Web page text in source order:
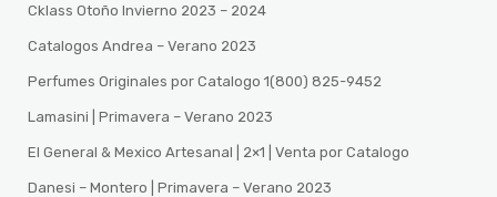
Cklass Otoño Invierno 2023 – 2024
Catalogos Andrea – Verano 2023
Perfumes Originales por Catalogo 1(800) 825-9452
Lamasini | Primavera – Verano 2023
El General & Mexico Artesanal | 2×1 | Venta por Catalogo
Danesi – Montero | Primavera – Verano 2023